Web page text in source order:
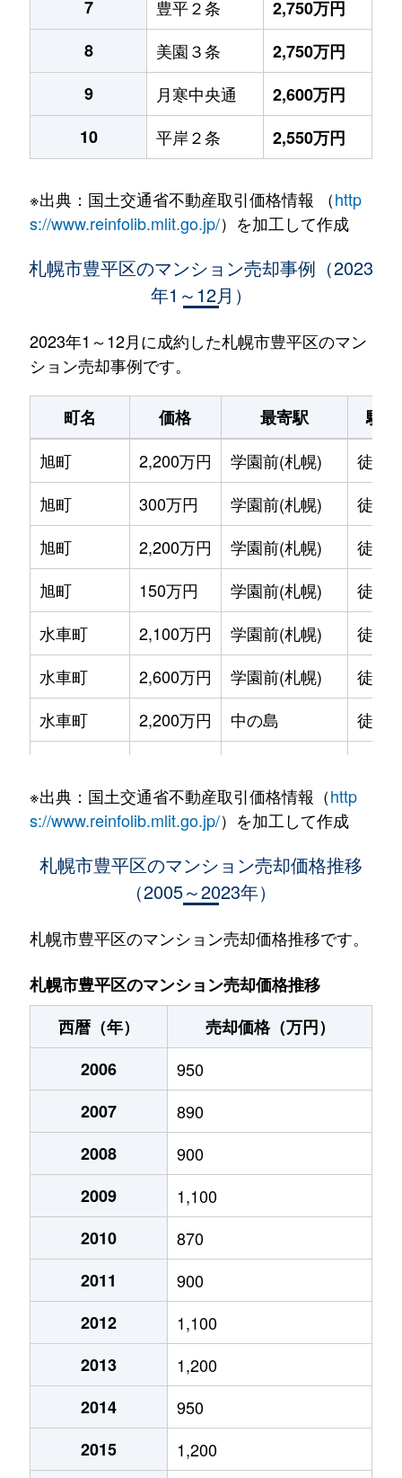
7 豊平２条
2,750万円
8
美園３条
2,750万円
9
月寒中央通
2,600万円
10
平岸２条 2,550万円
※出典：国土交通省不動産取引価格情報 （http
s://www.reinfolib.mlit.go.jp/）を加工して作成
札幌市豊平区のマンション売却事例（2023
年1～12月）
2023年1～12月に成約した札幌市豊平区のマン
ション売却事例です。
町名 価格 最寄駅
駅
旭町
2,200万円 学園前(札幌)
徒歩
旭町
300万円 学園前(札幌)
徒歩
旭町
2,200万円 学園前(札幌)
徒歩
旭町
150万円 学園前(札幌)
徒歩
水車町
2,100万円 学園前(札幌)
徒歩
水車町
2,600万円 学園前(札幌)
徒歩
水車町
2,200万円 中の島
徒歩
水車町
1,400万円 中の島
徒歩
2,500万円 月寒中央
月寒中央通
2,700万円 月寒中央
月寒中央通
1,500万円 月寒中央
月寒中央通
3,000万円 月寒中央
月寒中央通
2,000万円
月寒中央通
260万円
月寒中央通
3,000万円
月寒中央通
3,300万円
月寒西１条
2,900万円
月寒西１条
1,600万円
月寒西１条
1,400万円
月寒西１条
1,100万円
月寒西２条
2,000万円
月寒西３条
1,800万円
※出典：国土交通省不動産取引価格情報（http
s://www.reinfolib.mlit.go.jp/）を加工して作成
札幌市豊平区のマンション売却価格推移
（2005～2023年）
札幌市豊平区のマンション売却価格推移です。
札幌市豊平区のマンション売却価格推移
西暦（年）
売却価格（万円）
2006
950
2007
890
2008
900
2009
1,100
2010
870
2011
900
2012
1,100
2013
1,200
2014
950
2015
1,200